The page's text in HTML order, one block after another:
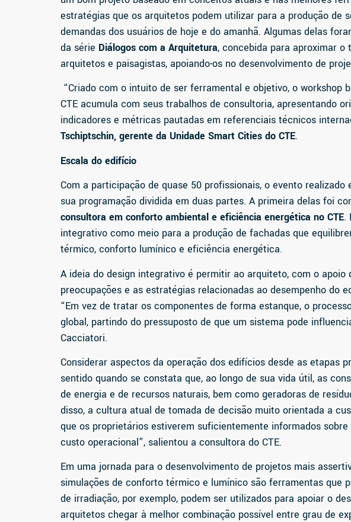
estratégias que os arquitetos podem utilizar para a produção de
demandas dos usuários de hoje e do amanhã. Algumas delas
da série Diálogos com a Arquitetura, concebida para aproximar o
arquitetos e paisagistas, apoiando-os no desenvolvimento de
“Criado com o intuito de ser ferramental e objetivo, o workshop
CTE acumula com seus trabalhos de consultoria, apresentando
indicadores e métricas pautadas em referenciais técnicos
Tschiptschin, gerente da Unidade Smart Cities do CTE.
Escala do edifício
Com a participação de quase 50 profissionais, o evento
sua programação dividida em duas partes. A primeira delas foi
consultora em conforto ambiental e eficiência energética no CTE.
integrativo como meio para a produção de fachadas que
térmico, conforto lumínico e eficiência energética.
A ideia do design integrativo é permitir ao arquiteto, com o apoio
preocupações e as estratégias relacionadas ao desempenho do
“Em vez de tratar os componentes de forma estanque, o
global, partindo do pressuposto de que um sistema pode
Cacciatori.
Considerar aspectos da operação dos edifícios desde as etapas
sentido quando se constata que, ao longo de sua vida útil, as
de energia e de recursos naturais, bem como geradoras de
disso, a cultura atual de tomada de decisão muito orientada a
que os proprietários estiverem suficientemente informados
custo operacional”, salientou a consultora do CTE.
Em uma jornada para o desenvolvimento de projetos mais
simulações de conforto térmico e lumínico são ferramentas que
de irradiação, por exemplo, podem ser utilizados para apoiar o
arquitetos chegar à melhor combinação possível entre grau de